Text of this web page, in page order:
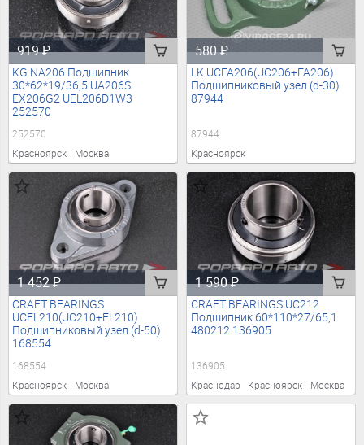
919₽
KG NA206 Подшипник
30*62*19/36,5 UA206S
EX206G2 UEL206D1W3
252570
252570
Красноярск
Москва
580₽
LK UCFA206(UC206+FA206)
Подшипниковый узел (d-30)
87944
87944
Красноярск
1 452₽
CRAFT BEARINGS
UCFL210(UC210+FL210)
Подшипниковый узел (d-50)
168554
168554
Красноярск
Москва
1 590₽
CRAFT BEARINGS UC212
Подшипник 60*110*27/65,1
480212 136905
136905
Краснодар
Красноярск Москва